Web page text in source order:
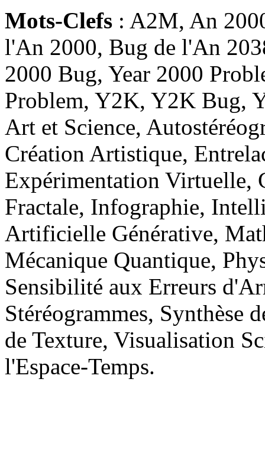
Mots-Clefs : A2M, An
l'An 2000, Bug de l'An
2000 Bug, Year 2000
Problem, Y2K, Y2K Bug,
Art et Science,
Création Artistique,
Expérimentation Virtuelle,
Fractale, Infographie,
Artificielle Générative,
Mécanique Quantique,
Sensibilité aux Erreurs
Stéréogrammes, Synthèse
de Texture, Visualisation
l'Espace-Temps.